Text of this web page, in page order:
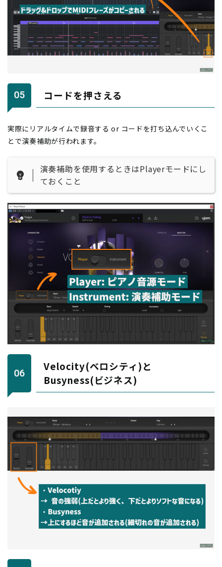
コードを押さえる
実際にリアルタイムで録音する or コードを打ち込んでいくこ
とで演奏補助が行われます。
演奏補助を使用するときはPlayerモードにし
ておくこと
Velocity(ベロシティ)と
Busyness(ビジネス)